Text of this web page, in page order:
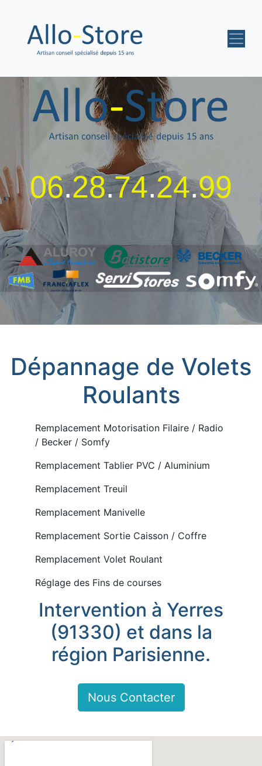
06.28.74.24.99
Dépannage de Volets
Roulants
Remplacement Motorisation Filaire / Radio
/ Becker / Somfy
Remplacement Tablier PVC / Aluminium
Remplacement Treuil
Remplacement Manivelle
Remplacement Sortie Caisson / Coffre
Remplacement Volet Roulant
Réglage des Fins de courses
Intervention à Yerres
(91330) et dans la
région Parisienne.
Nous Contacter